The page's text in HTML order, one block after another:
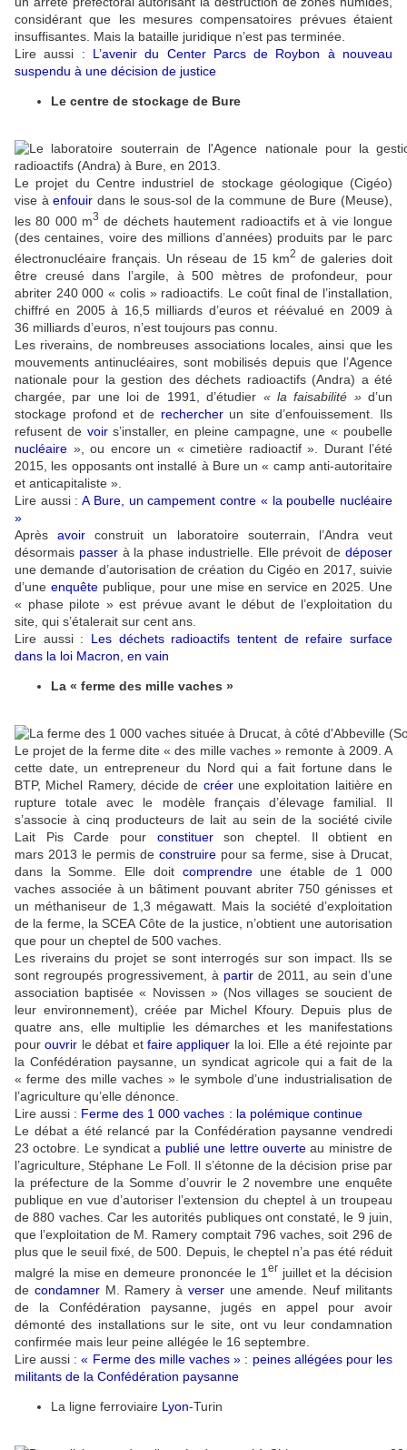
considérant que les mesures compensatoires prévues étaient
insuffisantes. Mais la bataille juridique n’est pas terminée.
Lire aussi :
L’avenir du Center Parcs de Roybon à nouveau
suspendu à une décision de justice
Le centre de stockage de Bure
Le projet du Centre industriel de stockage géologique (Cigéo)
vise àenfouir dans le sous-sol de la commune de Bure (Meuse),
les 80 000 m3 de déchets hautement radioactifs et à vie longue
(des centaines, voire des millions d’années) produits par le parc
électronucléaire français. Un réseau de 15 km2 de galeries doit
être creusé dans l’argile, à 500 mètres de profondeur, pour
abriter 240 000 « colis » radioactifs. Le coût final de l’installation,
chiffré en 2005 à 16,5 milliards d’euros et réévalué en 2009 à
36 milliards d’euros, n’est toujours pas connu.
Les riverains, de nombreuses associations locales, ainsi que les
mouvements antinucléaires, sont mobilisés depuis que l’Agence
nationale pour la gestion des déchets radioactifs (Andra) a été
chargée, par une loi de 1991, d’étudier « la faisabilité »d’un
stockage profond et de rechercher un site d’enfouissement. Ils
refusent de voirs’installer, en pleine campagne, une « poubelle
nucléaire », ou encore un « cimetière radioactif ». Durant l’été
2015, les opposants ont installé à Bure un « camp anti-autoritaire
et anticapitaliste ».
Lire aussi :A Bure, un campement contre « la poubelle nucléaire
»
Aprèsavoir construit un laboratoire souterrain, l’Andra veut
désormais passer à la phase industrielle. Elle prévoit dedéposer
une demande d’autorisation de création du Cigéo en 2017, suivie
d’une enquêtepublique, pour une mise en service en 2025. Une
« phase pilote » est prévue avant le début de l’exploitation du
site, qui s’étalerait sur cent ans.
Lire aussi : Les déchets radioactifs tentent de refaire surface
dans la loi Macron, en vain
La « ferme des mille vaches »
Le projet de la ferme dite « des mille vaches » remonte à 2009. A
cette date, un entrepreneur du Nord qui a fait fortune dans le
BTP, Michel Ramery, décide de créer une exploitation laitière en
rupture totale avec le modèle français d’élevage familial. Il
s’associe à cinq producteurs de lait au sein de la société civile
Lait Pis Carde pour constituer
son cheptel. Il obtient en
mars 2013 le permis de construire pour sa ferme, sise à Drucat,
dans la Somme. Elle doit comprendreune étable de 1 000
vaches associée à un bâtiment pouvant abriter 750 génisses et
un méthaniseur de 1,3 mégawatt. Mais la société d’exploitation
de la ferme, la SCEA Côte de la justice, n’obtient une autorisation
que pour un cheptel de 500 vaches.
Les riverains du projet se sont interrogés sur son impact. Ils se
sont regroupés progressivement, à partir de 2011, au sein d’une
association baptisée « Novissen » (Nos villages se soucient de
leur environnement), créée par Michel Kfoury. Depuis plus de
quatre ans, elle multiplie les démarches et les manifestations
pourouvrir le débat et faire appliquer la loi. Elle a été rejointe par
la Confédération paysanne, un syndicat agricole qui a fait de la
« ferme des mille vaches » le symbole d’une industrialisation de
l’agriculture qu’elle dénonce.
Lire aussi : Ferme des 1 000 vaches : la polémique continue
Le débat a été relancé par la Confédération paysanne vendredi
23 octobre. Le syndicat a publié une lettre ouverte au ministre de
l’agriculture, Stéphane Le Foll. Il s’étonne de la décision prise par
la préfecture de la Somme d’ouvrir le 2 novembre une enquête
publique en vue d’autoriser l’extension du cheptel à un troupeau
de 880 vaches. Car les autorités publiques ont constaté, le 9 juin,
que l’exploitation de M. Ramery comptait 796 vaches, soit 296 de
plus que le seuil fixé, de 500. Depuis, le cheptel n’a pas été réduit
malgré la mise en demeure prononcée le 1 er juillet et la décision
de condamnerM. Ramery à verser une amende. Neuf militants
de la Confédération paysanne, jugés en appel pour avoir
démonté des installations sur le site, ont vu leur condamnation
confirmée mais leur peine allégée le 16 septembre.
Lire aussi :« Ferme des mille vaches » : peines allégées pour les
militants de la Confédération paysanne
La ligne ferroviaire Lyon-Turin